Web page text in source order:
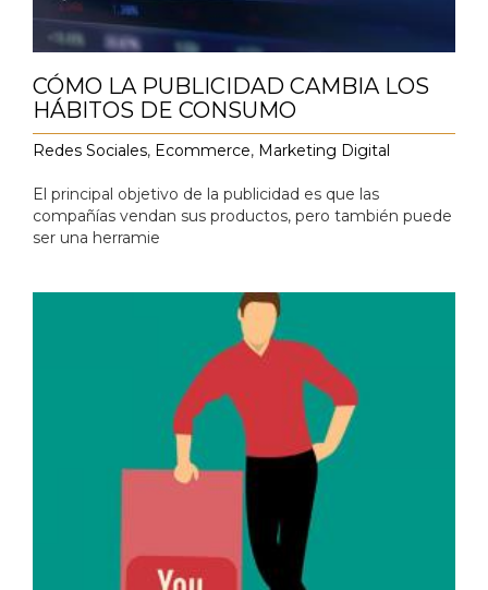
CÓMO LA PUBLICIDAD CAMBIA LOS
HÁBITOS DE CONSUMO
Redes Sociales, Ecommerce, Marketing Digital
El principal objetivo de la publicidad es que las
compañías vendan sus productos, pero también puede
ser una herramie